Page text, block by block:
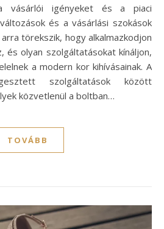
vásárlói igényeket és a piaci
és a vásárlási szokások
törekszik, hogy alkalmazkodjon
és olyan szolgáltatásokat kínáljon,
a modern kor kihívásainak. A
szolgáltatások között
közvetlenül a boltban…
TOVÁBB